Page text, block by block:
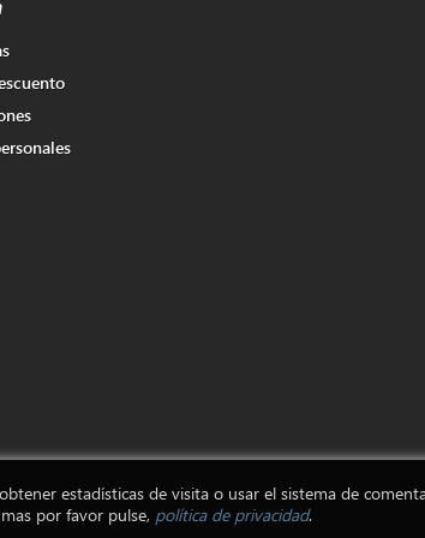
estadísticas de visita o usar el sistema de
por favor pulse, política de privacidad.